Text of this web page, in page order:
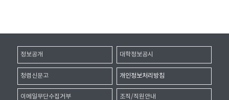
정보공개 대학정보공시
청렴신문고 개인정보처리방침
이메일무단수집거부 조직/직원안내